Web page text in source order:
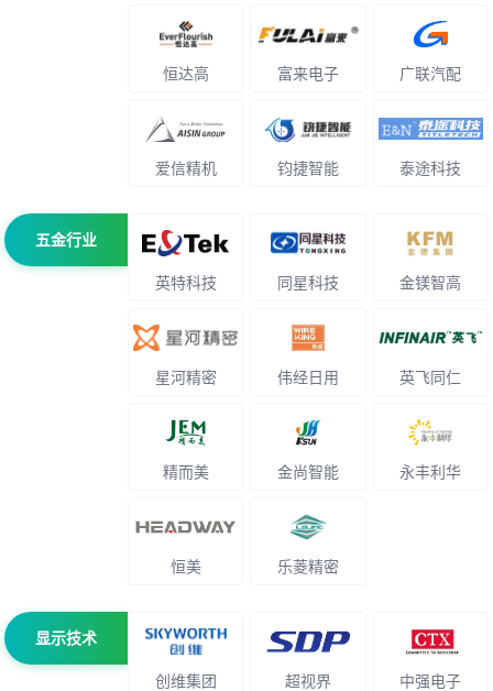
恒达高 富来电子 广联汽配
爱信精机 钧捷智能 泰途科技
五金行业
英特科技 同星科技 金镁智高
星河精密 伟经日用 英飞同仁
精而美 金尚智能 永丰利华
恒美 乐菱精密
显示技术
创维集团 超视界 中强电子